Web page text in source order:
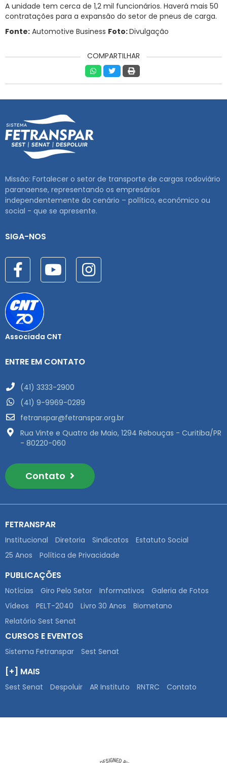
A unidade tem cerca de 1,2 mil funcionários. Haverá mais 50
contratações para a expansão do setor de pneus de carga.
Fonte: Automotive Business Foto:Divulgação
COMPARTILHAR
Missão: Fortalecer o setor de transporte de cargas rodoviário
paranaense, representando os empresários
independentemente do cenário – político, econômico ou
social - que se apresente.
SIGA-NOS
Associada CNT
ENTRE EM CONTATO
(41) 3333-2900
(41) 9-9969-0289
fetranspar@fetranspar.org.br
Rua Vinte e Quatro de Maio, 1294 Rebouças - Curitiba/PR
- 80220-060
Contato
FETRANSPAR
Institucional Diretoria Sindicatos
Estatuto Social
25 Anos
Política de Privacidade
PUBLICAÇÕES
Notícias Giro Pelo Setor Informativos
Galeria de Fotos
Vídeos
PELT-2040 Livro 30 Anos
Biometano
Relatório Sest Senat
CURSOS E EVENTOS
Sistema Fetranspar Sest Senat
[+] MAIS
Sest Senat Despoluir AR Instituto RNTRC Contato